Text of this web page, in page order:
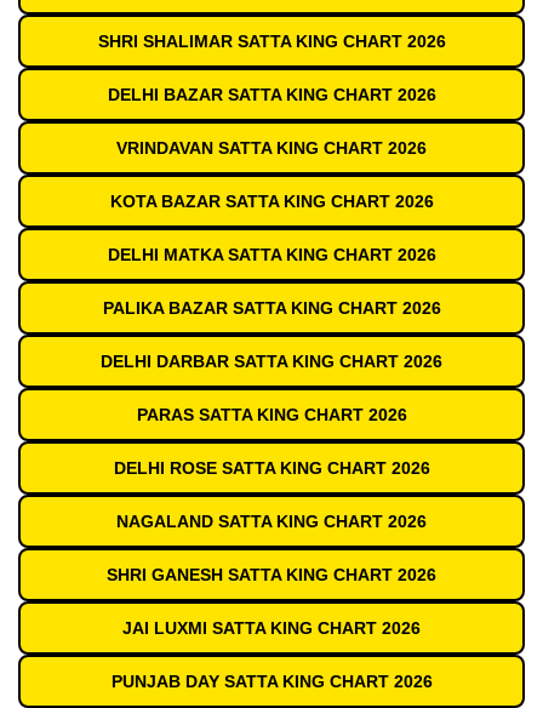
SHRI SHALIMAR SATTA KING CHART 2026
DELHI BAZAR SATTA KING CHART 2026
VRINDAVAN SATTA KING CHART 2026
KOTA BAZAR SATTA KING CHART 2026
DELHI MATKA SATTA KING CHART 2026
PALIKA BAZAR SATTA KING CHART 2026
DELHI DARBAR SATTA KING CHART 2026
PARAS SATTA KING CHART 2026
DELHI ROSE SATTA KING CHART 2026
NAGALAND SATTA KING CHART 2026
SHRI GANESH SATTA KING CHART 2026
JAI LUXMI SATTA KING CHART 2026
PUNJAB DAY SATTA KING CHART 2026